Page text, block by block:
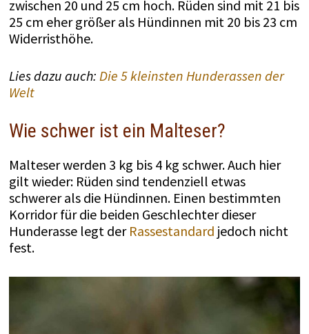
zwischen 20 und 25 cm hoch. Rüden sind mit 21 bis
25 cm eher größer als Hündinnen mit 20 bis 23 cm
Widerristhöhe.
Lies dazu auch: Die 5 kleinsten Hunderassen der
Welt
Wie schwer ist ein Malteser?
Malteser werden 3 kg bis 4 kg schwer. Auch hier
gilt wieder: Rüden sind tendenziell etwas
schwerer als die Hündinnen. Einen bestimmten
Korridor für die beiden Geschlechter dieser
Hunderasse legt der Rassestandard jedoch nicht
fest.